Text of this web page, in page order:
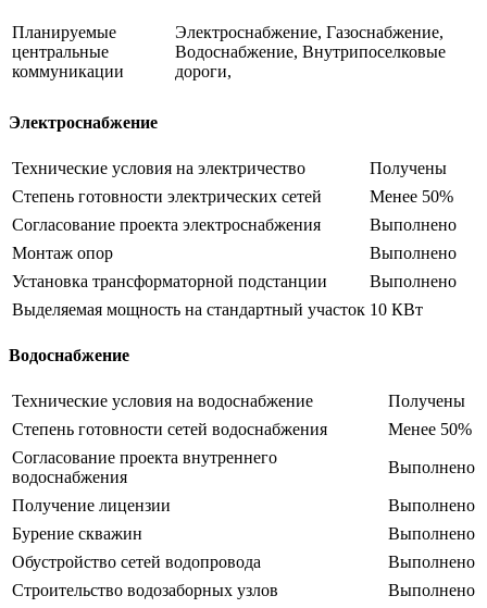
Планируемые
центральные
коммуникации
Электроснабжение, Газоснабжение,
Водоснабжение, Внутрипоселковые
дороги,
Электроснабжение
Технические условия на электричество
Получены
Степень готовности электрических сетей
Менее 50%
Согласование проекта электроснабжения
Выполнено
Монтаж опор
Выполнено
Установка трансформаторной подстанции
Выполнено
Выделяемая мощность на стандартный участок 10 КВт
Водоснабжение
Технические условия на водоснабжение
Получены
Степень готовности сетей водоснабжения
Менее 50%
Согласование проекта внутреннего
водоснабжения
Выполнено
Получение лицензии
Выполнено
Бурение скважин
Выполнено
Обустройство сетей водопровода
Выполнено
Строительство водозаборных узлов
Выполнено